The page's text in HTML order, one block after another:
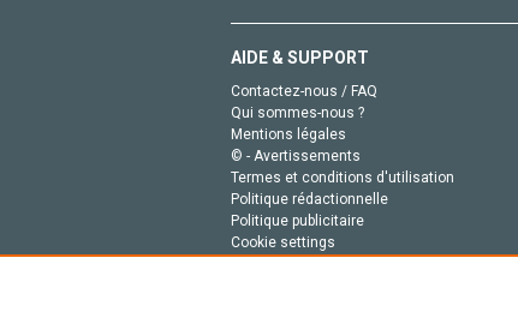
AIDE & SUPPORT
Contactez-nous / FAQ
Qui sommes-nous ?
Mentions légales
© - Avertissements
Termes et conditions d'utilisation
Politique rédactionnelle
Politique publicitaire
Cookie settings